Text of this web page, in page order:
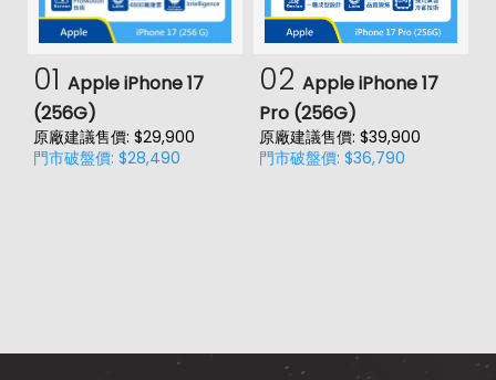
01 Apple iPhone 17
(256G)
原廠建議售價: $29,900
門市破盤價: $28,490
02 Apple iPhone 17
Pro (256G)
原廠建議售價: $39,900
門市破盤價: $36,790